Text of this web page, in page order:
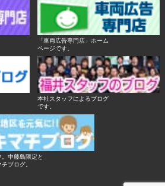
「車両広告専門店」ホーム
ページです。
本社スタッフによるブログ
です。
。中藤島限定と
ブログ。